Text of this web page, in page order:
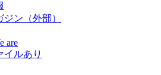
ン（外部）
are
イルあり